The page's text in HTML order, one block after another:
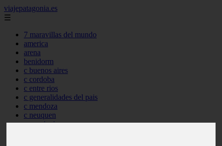
viajepatagonia.es
☰
7 maravillas del mundo
america
arena
benidorm
c buenos aires
c cordoba
c entre rios
c generalidades del pais
c mendoza
c neuquen
c provincias